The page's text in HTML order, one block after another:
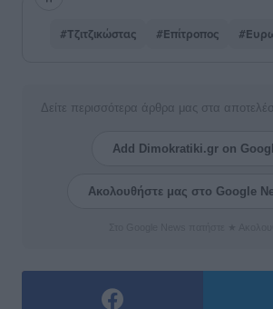
#Τζιτζικώστας #Επίτροπος
Δείτε περισσότερα άρθρα μας στα
Add Dimokratiki.gr on
Ακολουθήστε μας στο Google